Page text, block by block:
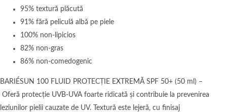
95% textură plăcută
91% fără peliculă albă pe piele
100% non-lipicios
82% non-gras
86% non-comedogenic
BARIÉSUN 100 FLUID PROTECȚIE EXTREMĂ SPF 50+ (50 ml) –
Oferă protecție UVB-UVA foarte ridicată și contribuie la prevenirea
leziunilor pielii cauzate de UV. Textură este lejeră, cu finisaj